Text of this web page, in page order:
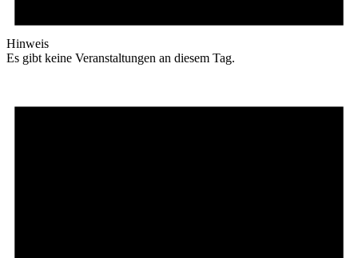
Hinweis
Es gibt keine Veranstaltungen an diesem Tag.